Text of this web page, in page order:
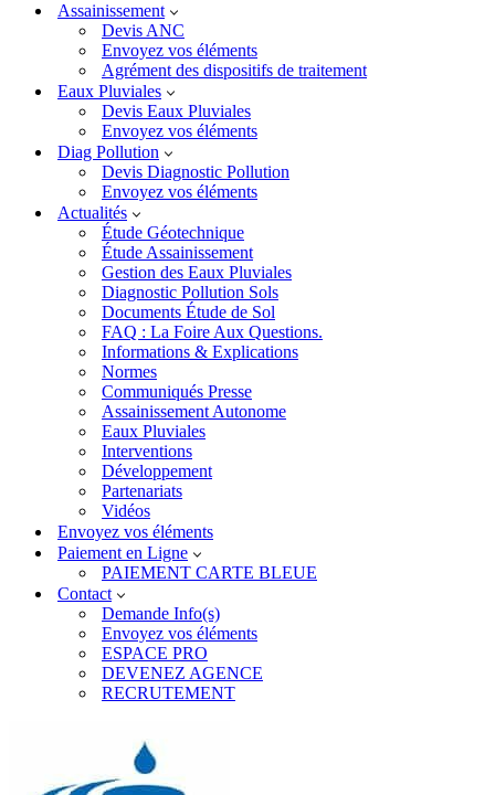
Assainissement
Devis ANC
Envoyez vos éléments
Agrément des dispositifs de traitement
Eaux Pluviales
Devis Eaux Pluviales
Envoyez vos éléments
Diag Pollution
Devis Diagnostic Pollution
Envoyez vos éléments
Actualités
Étude Géotechnique
Étude Assainissement
Gestion des Eaux Pluviales
Diagnostic Pollution Sols
Documents Étude de Sol
FAQ : La Foire Aux Questions.
Informations & Explications
Normes
Communiqués Presse
Assainissement Autonome
Eaux Pluviales
Interventions
Développement
Partenariats
Vidéos
Envoyez vos éléments
Paiement en Ligne
PAIEMENT CARTE BLEUE
Contact
Demande Info(s)
Envoyez vos éléments
ESPACE PRO
DEVENEZ AGENCE
RECRUTEMENT